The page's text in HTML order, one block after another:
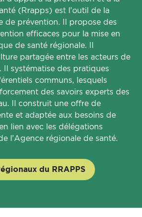
(Rrapps) est l’outil de la
de prévention. Il propose des
efficaces pour la mise en
de santé régionale. Il
partagée entre les acteurs de
Il systématise des pratiques
communs, lesquels
des savoirs experts des
Il construit une offre de
et adaptée aux besoins de
lien avec les délégations
l’Agence régionale de santé.
du RRAPPS